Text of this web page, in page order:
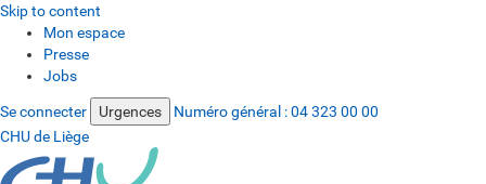
Skip to content
Mon espace
Presse
Jobs
Se connecter Urgences Numéro général :04 323 00 00
CHU de Liège